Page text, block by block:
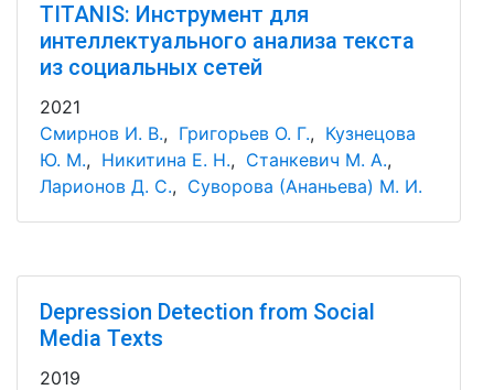
TITANIS: Инструмент для
интеллектуального анализа текста
из социальных сетей
2021
Смирнов И. В., Григорьев О. Г., Кузнецова
Ю. М., Никитина Е. Н., Станкевич М. А.,
Ларионов Д. С., Суворова (Ананьева) М. И.
Depression Detection from Social
Media Texts
2019